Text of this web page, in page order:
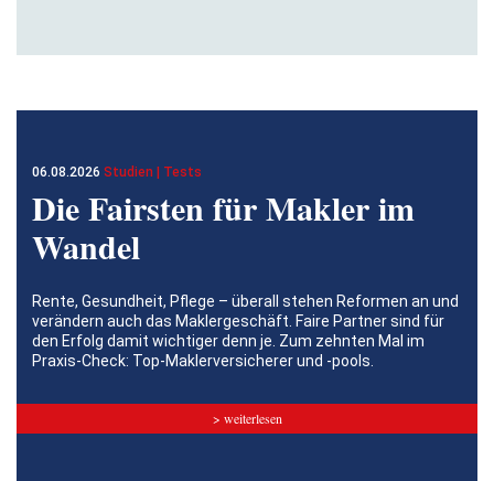
06.08.2026 Studien | Tests
Die Fairsten für Makler im
Wandel
Rente, Gesundheit, Pflege – überall stehen Reformen an und
verändern auch das Maklergeschäft. Faire Partner sind für
den Erfolg damit wichtiger denn je. Zum zehnten Mal im
Praxis-Check: Top-Maklerversicherer und -pools.
> weiterlesen